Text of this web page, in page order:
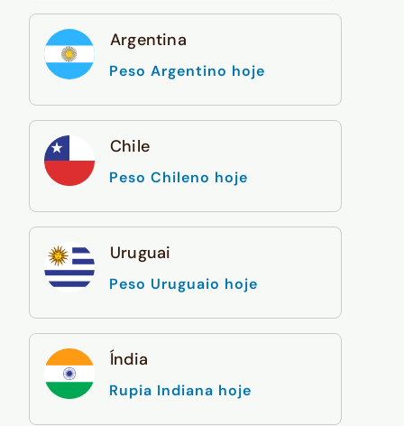
Argentina
Peso Argentino hoje
Chile
Peso Chileno hoje
Uruguai
Peso Uruguaio hoje
Índia
Rupia Indiana hoje